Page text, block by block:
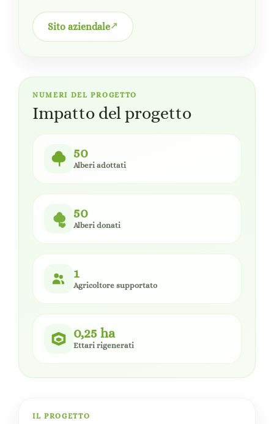
Sito aziendale
NUMERI DEL PROGETTO
Impatto del progetto
50
Alberi adottati
50
Alberi donati
1
Agricoltore supportato
0,25 ha
Ettari rigenerati
IL PROGETTO